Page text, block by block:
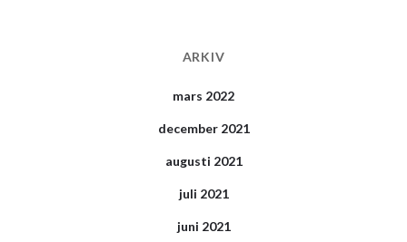
ARKIV
mars 2022
december 2021
augusti 2021
juli 2021
juni 2021